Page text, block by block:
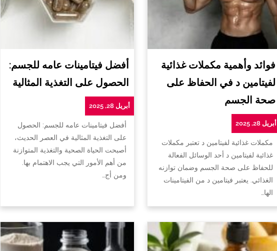
فوائد وأهمية مكملات غذائية
لفيتامين د في الحفاظ على
صحة الجسم
أبريل 28, 2025
مكملات غذائية لفيتامين د تعتبر مكملات
غذائية لفيتامين د أحد الوسائل الفعالة
للحفاظ على صحة الجسم وضمان توازنه
الغذائي. يعتبر فيتامين د من الفيتامينات
الها…
أفضل فيتامينات عامه للجسم:
الحصول على التغذية المثالية
أبريل 28, 2025
أفضل فيتامينات عامه للجسم: الحصول
على التغذية المثالية في العصر الحديث،
أصبحت الحياة الصحية والتغذية المتوازنة
من أهم الأمور التي يجب الاهتمام بها.
ومن أج…